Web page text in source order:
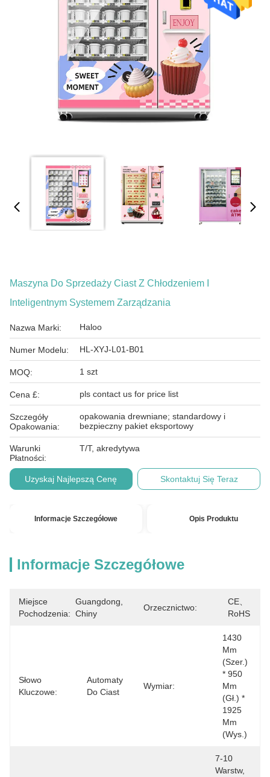
Maszyna Do Sprzedaży Ciast Z Chłodzeniem I
Inteligentnym Systemem Zarządzania
Nazwa Marki: Haloo
Numer Modelu: HL-XYJ-L01-B01
MOQ: 1 szt
Cena £: pls contact us for price list
Szczegóły
Opakowania:
opakowania drewniane; standardowy i
bezpieczny pakiet eksportowy
Warunki
Płatności:
T/T, akredytywa
Uzyskaj Najlepszą Cenę Skontaktuj Się Teraz
Informacje Szczegółowe Opis Produktu
Informacje Szczegółowe
Miejsce
Pochodzenia:
Guangdong,
Chiny
Orzecznictwo:
CE、
RoHS
Słowo
Kluczowe:
Automaty
Do Ciast
Wymiar:
1430
Mm
(szer.)
* 950
Mm
(gł.) *
1925
Mm
(wys.)
7-10
Warstw,